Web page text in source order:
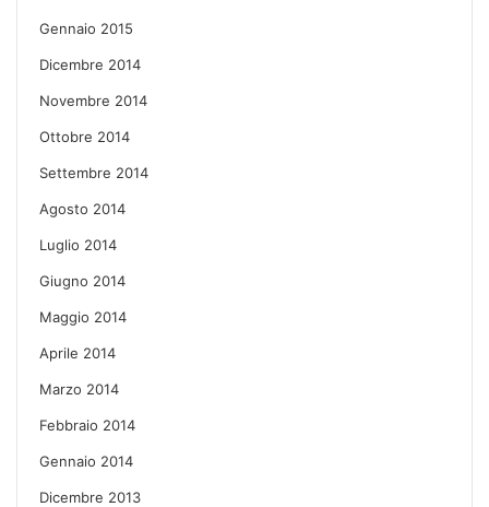
Gennaio 2015
Dicembre 2014
Novembre 2014
Ottobre 2014
Settembre 2014
Agosto 2014
Luglio 2014
Giugno 2014
Maggio 2014
Aprile 2014
Marzo 2014
Febbraio 2014
Gennaio 2014
Dicembre 2013